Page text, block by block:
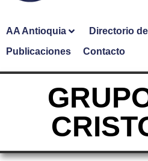
AA Antioquia Directorio
Publicaciones
Contacto